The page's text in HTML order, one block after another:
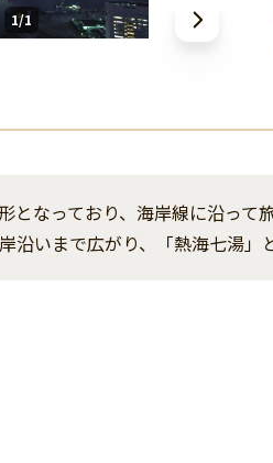
1/1
なっており、海岸線に沿っ
いまで広がり、「熱海七湯」